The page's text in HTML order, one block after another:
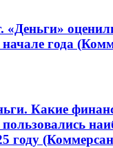
«Деньги»
начале года
Какие
году